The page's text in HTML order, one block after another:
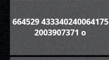
664529 433340240064175
2003907371 o